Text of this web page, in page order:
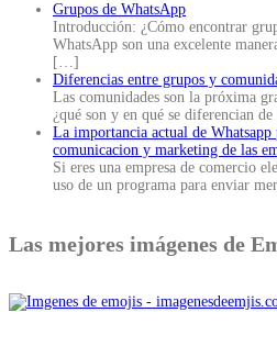
Grupos de WhatsApp
Introducción: ¿Cómo encontrar
WhatsApp son una excelente
[…]
Diferencias entre grupos y
Las comunidades son la próxima
¿qué son y en qué se diferencian
La importancia actual de Whatsapp
comunicacion y marketing de las
Si eres una empresa de comercio
uso de un programa para enviar
Las mejores imágenes de